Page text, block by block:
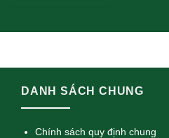
DANH SÁCH CHUNG
Chính sách quy định chung